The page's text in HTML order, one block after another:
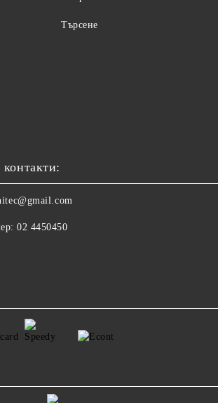
Търсене
02 4450450